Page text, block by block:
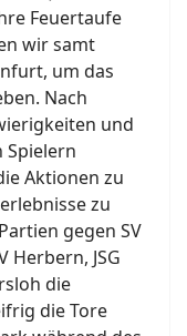
Feuertaufe
wir samt
um das
Nach
und
Spielern
Aktionen zu
zu
gegen SV
Herbern, JSG
die
die Tore